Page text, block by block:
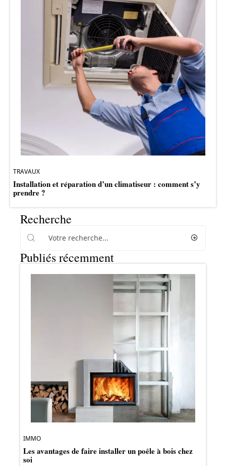
TRAVAUX
Installation et réparation d’un climatiseur : comment s’y
prendre ?
Recherche
Publiés récemment
IMMO
Les avantages de faire installer un poêle à bois chez
soi